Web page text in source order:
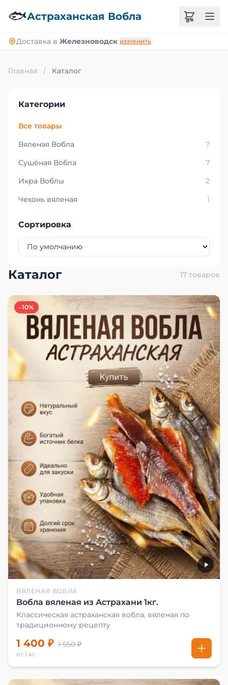
🐟Астраханская Вобла
Доставка в Железноводск изменить
Главная / Каталог
Категории
Все товары
Вяленая Вобла
7
Сушёная Вобла
7
Икра Воблы
2
Чехонь вяленая
1
Сортировка
Каталог 17 товаров
-10%
ВЯЛЕНАЯ ВОБЛА
Вобла вяленая из Астрахани 1кг.
Классическая астраханская вобла, вяленая по
традиционному рецепту
1 400 ₽ 1 550 ₽
от 1 кг.